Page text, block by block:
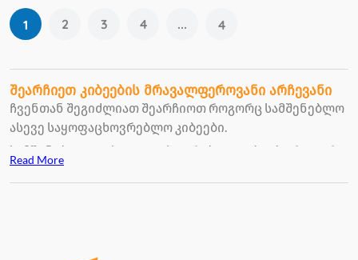
1 2 3 4 ... 4
შეარჩიეთ კიბეების მრავალფეროვანი არჩევანი
ჩვენთან შეგიძლიათ შეარჩიოთ როგორც სამშენებლო
ასევე საყოფაცხოვრებლო კიბეები.
სამშენებლო და საყოფაცხოვრებლო კიბეები როგორც
ვიზუალურად ასევე ტექნიკური პარამეტრებითაც
საკმაოდ განსხვავდება.კიბეების არჩევის
Read More